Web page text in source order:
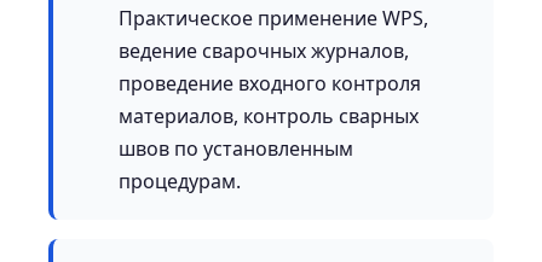
Практическое применение WPS,
ведение сварочных журналов,
проведение входного контроля
материалов, контроль сварных
швов по установленным
процедурам.